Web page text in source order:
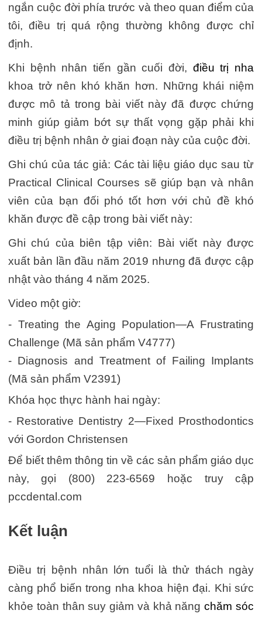
ngắn cuộc đời phía trước và theo quan điểm của
tôi, điều trị quá rộng thường không được chỉ
định.
Khi bệnh nhân tiến gần cuối đời, điều trị nha
khoa trở nên khó khăn hơn. Những khái niệm
được mô tả trong bài viết này đã được chứng
minh giúp giảm bớt sự thất vọng gặp phải khi
điều trị bệnh nhân ở giai đoạn này của cuộc đời.
Ghi chú của tác giả: Các tài liệu giáo dục sau từ
Practical Clinical Courses sẽ giúp bạn và nhân
viên của bạn đối phó tốt hơn với chủ đề khó
khăn được đề cập trong bài viết này:
Ghi chú của biên tập viên: Bài viết này được
xuất bản lần đầu năm 2019 nhưng đã được cập
nhật vào tháng 4 năm 2025.
Video một giờ:
- Treating the Aging Population—A Frustrating
Challenge (Mã sản phẩm V4777)
- Diagnosis and Treatment of Failing Implants
(Mã sản phẩm V2391)
Khóa học thực hành hai ngày:
- Restorative Dentistry 2—Fixed Prosthodontics
với Gordon Christensen
Để biết thêm thông tin về các sản phẩm giáo dục
này, gọi (800) 223-6569 hoặc truy cập
pccdental.com
Kết luận
Điều trị bệnh nhân lớn tuổi là thử thách ngày
càng phổ biến trong nha khoa hiện đại. Khi sức
khỏe toàn thân suy giảm và khả năngchăm sóc